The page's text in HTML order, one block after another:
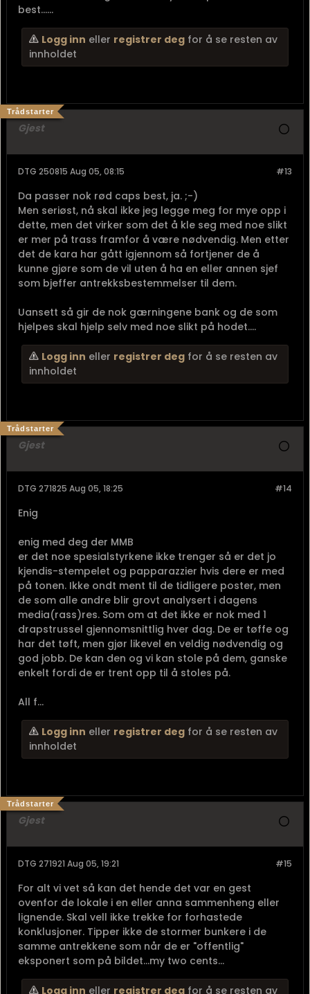
best......
Logg inn eller registrer deg for å se resten av
innholdet
Gjest
Trådstarter
#13
DTG 250815 Aug 05, 08:15
Da passer nok rød caps best, ja. ;-)
Men seriøst, nå skal ikke jeg legge meg for mye opp i
dette, men det virker som det å kle seg med noe slikt
er mer på trass framfor å være nødvendig. Men etter
det de kara har gått igjennom så fortjener de å
kunne gjøre som de vil uten å ha en eller annen sjef
som bjeffer antrekksbestemmelser til dem.
Uansett så gir de nok gærningene bank og de som
hjelpes skal hjelp selv med noe slikt på hodet....
Logg inn eller registrer deg for å se resten av
innholdet
Gjest
Trådstarter
#14
DTG 271825 Aug 05, 18:25
Enig
enig med deg der MMB
er det noe spesialstyrkene ikke trenger så er det jo
kjendis-stempelet og papparazzier hvis dere er med
på tonen. Ikke ondt ment til de tidligere poster, men
de som alle andre blir grovt analysert i dagens
media(rass)res. Som om at det ikke er nok med 1
drapstrussel gjennomsnittlig hver dag. De er tøffe og
har det tøft, men gjør likevel en veldig nødvendig og
god jobb. De kan den og vi kan stole på dem, ganske
enkelt fordi de er trent opp til å stoles på.
All f...
Logg inn eller registrer deg for å se resten av
innholdet
Gjest
Trådstarter
#15
DTG 271921 Aug 05, 19:21
For alt vi vet så kan det hende det var en gest
ovenfor de lokale i en eller anna sammenheng eller
lignende. Skal vell ikke trekke for forhastede
konklusjoner. Tipper ikke de stormer bunkere i de
samme antrekkene som når de er "offentlig"
eksponert som på bildet...my two cents...
Logg inn eller registrer deg for å se resten av